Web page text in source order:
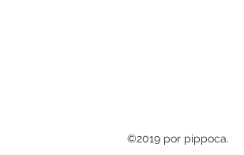
temporada©2019 por pippoca.